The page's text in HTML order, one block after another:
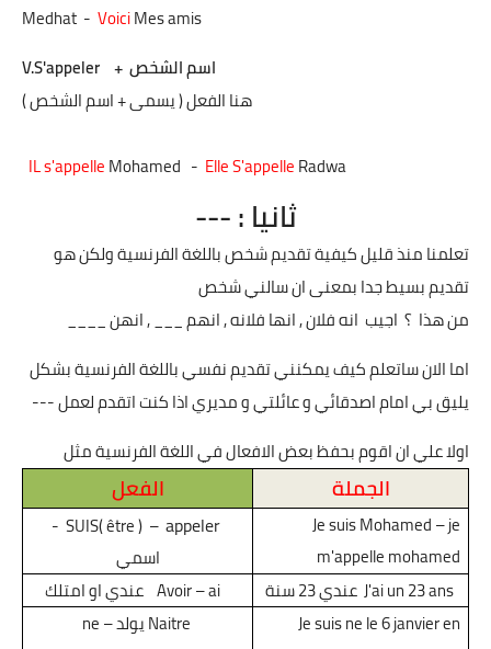
Medhat - VoiciMes amis
اسم الشخص +
V.S'appeler
هنا الفعل ( يسمى + اسم الشخص )
IL s'appelleMohamed - Elle S'appelleRadwa
ثانيا : ---
تعلمنا منذ قليل كيفية تقديم شخص باللغة الفرنسية ولكن هو
تقديم بسيط جدا بمعنى ان سالني شخص
من هذا ؟ اجيب انه فلان , انها فلانه , انهم ___ , انهن ____
اما الان ساتعلم كيف يمكنني تقديم نفسي باللغة الفرنسية بشكل
يليق بي امام اصدقائي و عائلتي و مديري اذا كنت اتقدم لعمل ---
اولا علي ان اقوم بحفظ بعض الافعال في اللغة الفرنسية مثل
الجملة الفعل
Je suis Mohamed – je
m'appelle mohamed
SUIS( être ) – appeler
-
اسمي
J'ai un 23 ans عندي 23 سنة Avoir – ai عندي او امتلك
Je suis ne le 6 janvier en
Naitreيولد –ne